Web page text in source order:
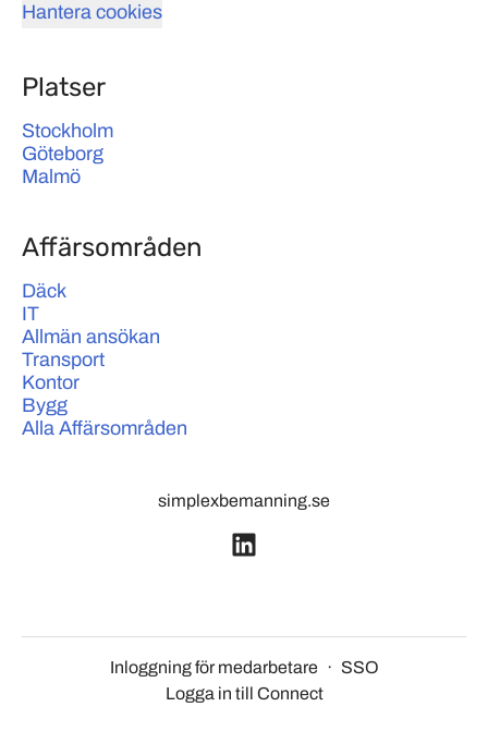
Hantera cookies
Platser
Stockholm
Göteborg
Malmö
Affärsområden
Däck
IT
Allmän ansökan
Transport
Kontor
Bygg
Alla Affärsområden
simplexbemanning.se
Inloggning för medarbetare · SSO
Logga in till Connect